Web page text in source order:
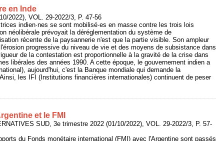
en Inde
2022), VOL. 29-2022/3, P. 47-56
indien·nes se sont mobilisé·es en masse contre les trois lois
néolibérale prévoyait la déréglementation du système de
récente de la paysannerie n'est que la partie visible. Son ampleur
progressive du niveau de vie et des moyens de subsistance dans
de la contestation est proportionnelle à la gravité de la crise dans
libérales des années 1990. A cette époque, le gouvernement indien a
aujourd'hui, c'est la Banque mondiale qui demande la
les IFI (Institutions financières internationales) continuent de peser
et le FMI
SUD, 3e trimestre 2022 (01/10/2022), VOL. 29-2022/3, P. 57-
du Fonds monétaire international (FMI) avec l'Argentine sont passés